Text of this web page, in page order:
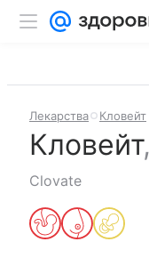
Лекарства Кловейт
Кловейт,
Clovate